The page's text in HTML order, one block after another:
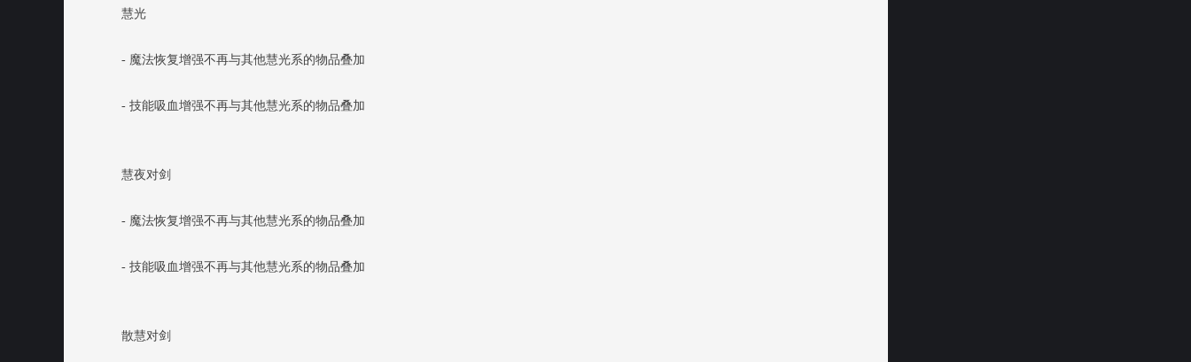
慧光
- 魔法恢复增强不再与其他慧光系的物品叠加
- 技能吸血增强不再与其他慧光系的物品叠加
慧夜对剑
- 魔法恢复增强不再与其他慧光系的物品叠加
- 技能吸血增强不再与其他慧光系的物品叠加
散慧对剑